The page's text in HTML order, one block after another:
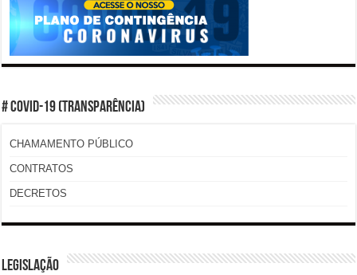
# COVID-19 (TRANSPARÊNCIA)
CHAMAMENTO PÚBLICO
CONTRATOS
DECRETOS
LEGISLAÇÃO